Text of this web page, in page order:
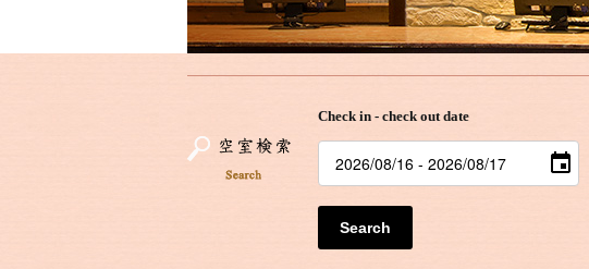
Check in - check out date
Search